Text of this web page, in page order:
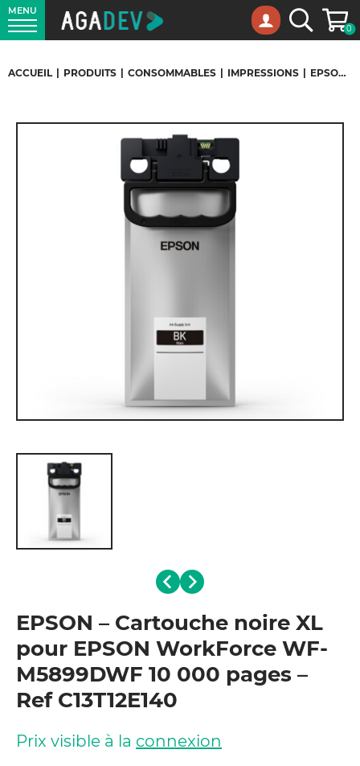
MENU
Recherche0
ACCUEIL PRODUITS CONSOMMABLES IMPRESSIONS EPSON – CARTOUCHE NOIRE XL POUR EPSON WORKFORCE WF-M5899DWF 10 000 PAGES – REF C13T12E140
EPSON – Cartouche noire XL
pour EPSON WorkForce WF-
M5899DWF 10 000 pages –
Ref C13T12E140
Prix visible à la connexion